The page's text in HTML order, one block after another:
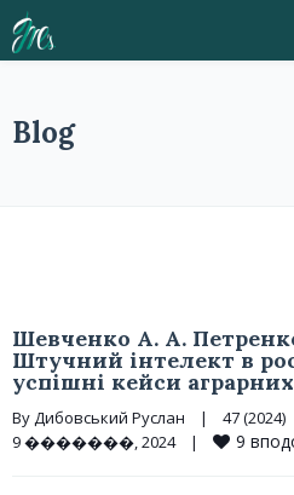
Blog
Шевченко А. А.
Штучний інтелект в
успішні кейси
By Дибовський Руслан | 47 (2024)
9 �������, 2024
| 9